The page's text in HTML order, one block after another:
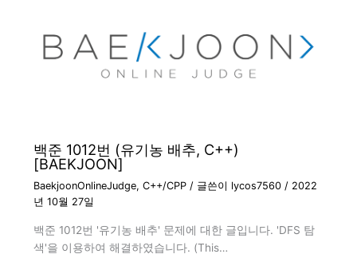
백준 1012번 (유기농 배추, C++)
[BAEKJOON]
BaekjoonOnlineJudge, C++/CPP/ 글쓴이 lycos7560 / 2022
년 10월 27일
백준 1012번 '유기농 배추' 문제에 대한 글입니다. 'DFS 탐
색'을 이용하여 해결하였습니다. (This…